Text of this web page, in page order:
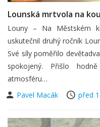
Lounská mrtvola na
Louny – Na Městském
uskutečnil druhý ročník
Své síly poměřilo
spokojený. Přišlo
atmosféru…
Pavel Macák
před